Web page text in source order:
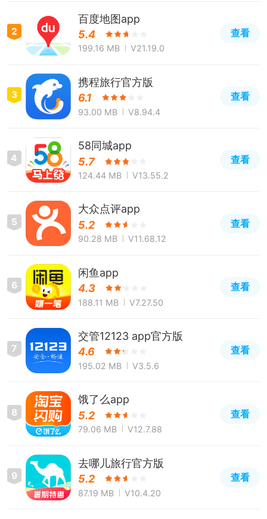
2
百度地图app
5.4
199.16 MB V21.19.0
查看
3
携程旅行官方版
6.1
93.00 MB V8.94.4
查看
4
58同城app
5.7
124.44 MB V13.55.2
查看
5
大众点评app
5.2
90.28 MB V11.68.12
查看
6
闲鱼app
4.3
188.11 MB V7.27.50
查看
7
交管12123 app官方版
4.6
195.02 MB V3.5.6
查看
8
饿了么app
5.2
79.06 MB V12.7.88
查看
9
去哪儿旅行官方版
5.2
87.19 MB V10.4.20
查看